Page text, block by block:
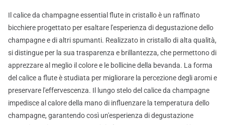
Il calice da champagne essential flute in cristallo è un raffinato
bicchiere progettato per esaltare l'esperienza di degustazione dello
champagne e di altri spumanti. Realizzato in cristallo di alta qualità,
si distingue per la sua trasparenza e brillantezza, che permettono di
apprezzare al meglio il colore e le bollicine della bevanda. La forma
del calice a flute è studiata per migliorare la percezione degli aromi e
preservare l'effervescenza. Il lungo stelo del calice da champagne
impedisce al calore della mano di influenzare la temperatura dello
champagne, garantendo così un'esperienza di degustazione